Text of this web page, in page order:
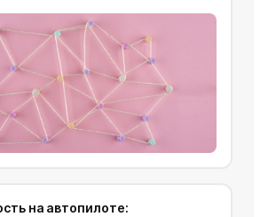
на автопилоте: